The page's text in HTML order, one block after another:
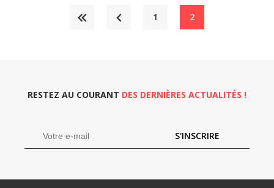
1 2
RESTEZ AU COURANT DES DERNIÈRES ACTUALITÉS !
S'INSCRIRE